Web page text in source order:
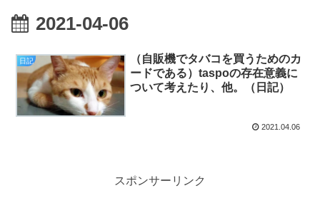
2021-04-06
日記
（自販機でタバコを買うためのカ
ードである）taspoの存在意義に
ついて考えたり、他。（日記）
2021.04.06
スポンサーリンク